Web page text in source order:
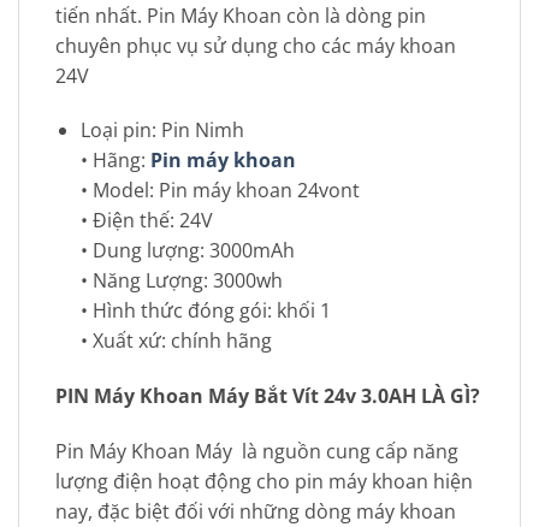
tiến nhất. Pin Máy Khoan còn là dòng pin
chuyên phục vụ sử dụng cho các máy khoan
24V
Loại pin: Pin Nimh
• Hãng: Pin máy khoan
• Model: Pin máy khoan 24vont
• Điện thế: 24V
• Dung lượng: 3000mAh
• Năng Lượng: 3000wh
• Hình thức đóng gói: khối 1
• Xuất xứ: chính hãng
PIN Máy Khoan Máy Bắt Vít 24v 3.0AH LÀ GÌ?
Pin Máy Khoan Máy là nguồn cung cấp năng
lượng điện hoạt động cho pin máy khoan hiện
nay, đặc biệt đối với những dòng máy khoan